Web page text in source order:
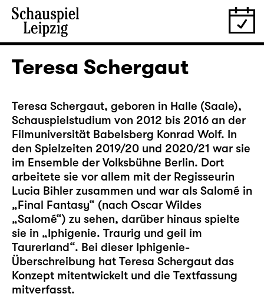
Teresa Schergaut
Teresa Schergaut, geboren in Halle (Saale),
Schauspielstudium von 2012 bis 2016 an der
Filmuniversität Babelsberg Konrad Wolf. In
den Spielzeiten 2019/20 und 2020/21 war sie
im Ensemble der Volksbühne Berlin. Dort
arbeitete sie vor allem mit der Regisseurin
Lucia Bihler zusammen und war als Salomé in
„Final Fantasy“ (nach Oscar Wildes
„Salomé“) zu sehen, darüber hinaus spielte
sie in „Iphigenie. Traurig und geil im
Taurerland“. Bei dieser Iphigenie-
Überschreibung hat Teresa Schergaut das
Konzept mitentwickelt und die Textfassung
mitverfasst.